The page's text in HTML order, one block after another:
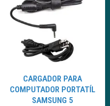
CARGADOR PARA
COMPUTADOR PORTATÍL
SAMSUNG 5